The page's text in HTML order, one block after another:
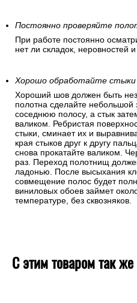
Постоянно проверяйте
При работе постоянно
нет ли складок, неровностей
Хорошо обработайте стыки
Хороший шов должен быть
полотна сделайте
соседнюю полосу, а стык
валиком. Ребристая
стыки, сминает их и
края стыков друг к другу
снова прокатайте валиком.
раз. Переход полотнищ
ладонью. После высыхания
совмещение полос будет
виниловых обоев займет
температуре, без сквозняков.
С этим товаром так